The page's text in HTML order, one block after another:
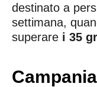
destinato a
settimana,
superare i 35